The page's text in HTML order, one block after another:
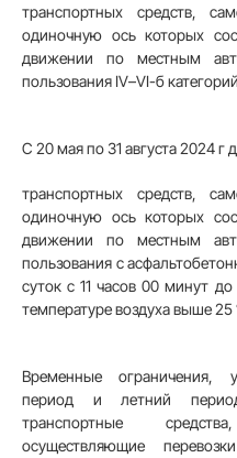
транспортных средств,
одиночную ось которых
движении по местным
пользования IV–VI-б
С 20 мая по 31 августа 2024 г
транспортных средств,
одиночную ось которых
движении по местным
пользования с
суток с 11 часов 00 минут
температуре воздуха выше 25
Временные ограничения,
период и летний
транспортные
осуществляющие